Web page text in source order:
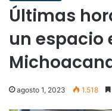
Últimas
un espacio
agosto 1, 2023 1.518